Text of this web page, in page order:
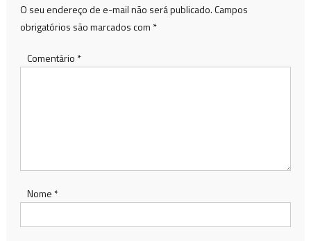
O seu endereço de e-mail não será publicado.Campos
obrigatórios são marcados com *
Comentário *
Nome *